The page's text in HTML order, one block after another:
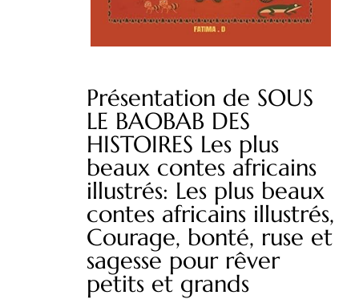
Présentation de SOUS
LE BAOBAB DES
HISTOIRES Les plus
beaux contes africains
illustrés: Les plus beaux
contes africains illustrés,
Courage, bonté, ruse et
sagesse pour rêver
petits et grands